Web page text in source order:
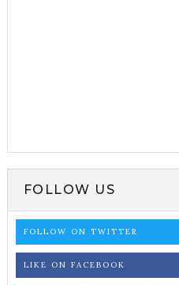
FOLLOW US
FOLLOW ON TWITTER
LIKE ON FACEBOOK